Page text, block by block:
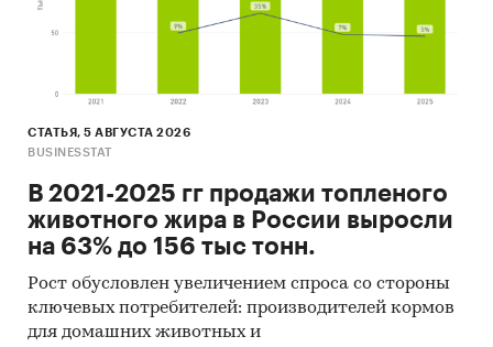
СТАТЬЯ, 5 АВГУСТА 2026
BUSINESSTAT
В 2021-2025 гг продажи топленого
животного жира в России выросли
на 63% до 156 тыс тонн.
Рост обусловлен увеличением спроса со стороны
ключевых потребителей: производителей кормов
для домашних животных и